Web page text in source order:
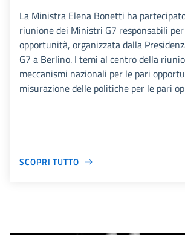
La Ministra Elena Bonetti ha
riunione dei Ministri G7 responsabili
opportunità, organizzata dalla
G7 a Berlino. I temi al centro della
meccanismi nazionali per le pari
misurazione delle politiche per le pari
SCOPRI TUTTO